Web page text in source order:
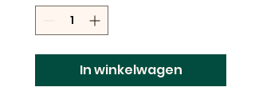
In winkelwagen